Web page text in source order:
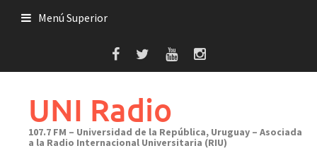
Menú Superior
UNI Radio
107.7 FM – Universidad de la República, Uruguay – Asociada
a la Radio Internacional Universitaria (RIU)